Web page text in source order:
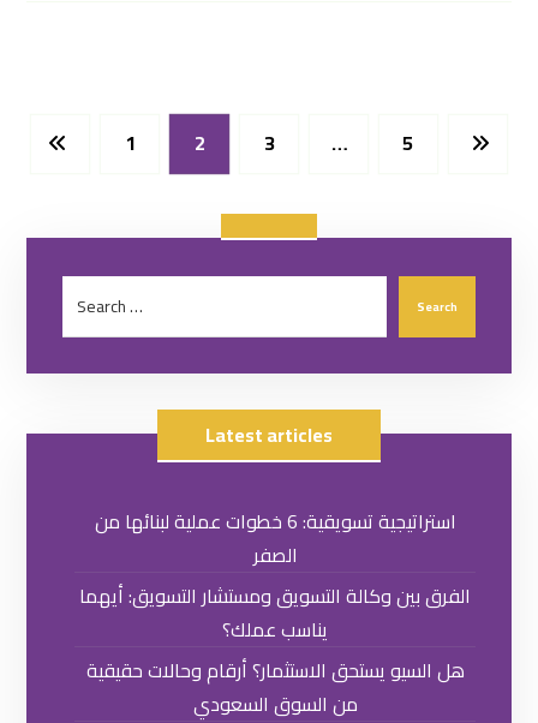
1 2 3 … 5
Latest articles
استراتيجية تسويقية: 6 خطوات عملية لبنائها من
الصفر
الفرق بين وكالة التسويق ومستشار التسويق: أيهما
يناسب عملك؟
هل السيو يستحق الاستثمار؟ أرقام وحالات حقيقية
من السوق السعودي